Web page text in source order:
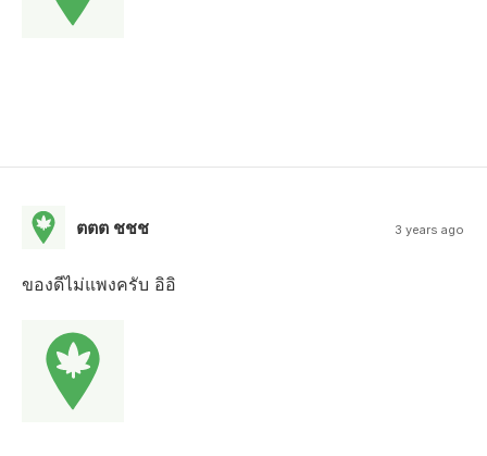
ตตต ชชช 3 years ago
ของดีไม่แพงครับ อิอิ